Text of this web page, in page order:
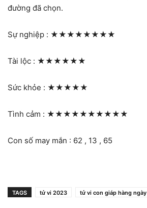
đường đã chọn.
Sự nghiệp : ★★★★★★★★
Tài lộc : ★★★★★★
Sức khỏe : ★★★★★
Tình cảm : ★★★★★★★★★★
Con số may mắn : 62 , 13 , 65
TAGS tử vi 2023 tử vi con giáp hàng ngày